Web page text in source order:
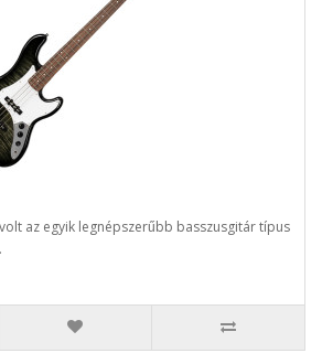
az egyik legnépszerűbb basszusgitár típus